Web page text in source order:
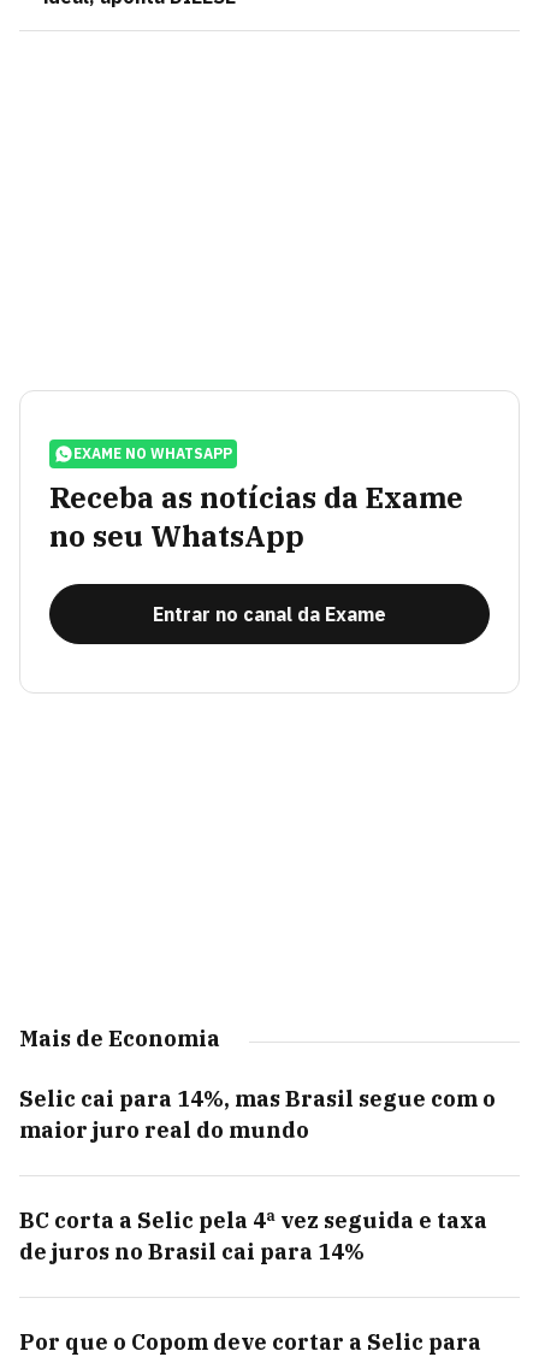
EXAME NO WHATSAPP
Receba as notícias da Exame
no seu WhatsApp
Entrar no canal da Exame
Mais de Economia
Selic cai para 14%, mas Brasil segue com o
maior juro real do mundo
BC corta a Selic pela 4ª vez seguida e taxa
de juros no Brasil cai para 14%
Por que o Copom deve cortar a Selic para